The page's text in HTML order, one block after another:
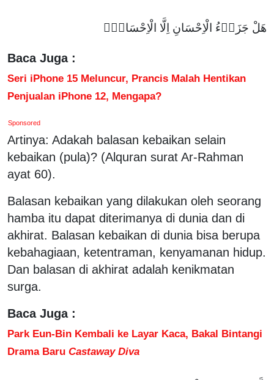
هَلْ جَزَاۤءُ الْاِحْسَانِ اِلَّا الْاِحْسَانُۚ
Baca Juga :
Seri iPhone 15 Meluncur, Prancis Malah Hentikan
Penjualan iPhone 12, Mengapa?
Sponsored
Artinya: Adakah balasan kebaikan selain
kebaikan (pula)? (Alquran surat Ar-Rahman
ayat 60).
Balasan kebaikan yang dilakukan oleh seorang
hamba itu dapat diterimanya di dunia dan di
akhirat. Balasan kebaikan di dunia bisa berupa
kebahagiaan, ketentraman, kenyamanan hidup.
Dan balasan di akhirat adalah kenikmatan
surga.
Baca Juga :
Park Eun-Bin Kembali ke Layar Kaca, Bakal Bintangi
Drama Baru Castaway Diva